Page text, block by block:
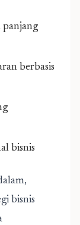
panjang
berbasis
bisnis
bisnis